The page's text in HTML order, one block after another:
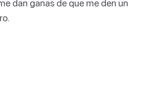
dan ganas de que me den un